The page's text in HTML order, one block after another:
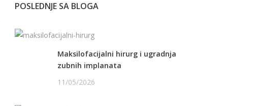
POSLEDNJE SA BLOGA
Maksilofacijalni hirurg i ugradnja
zubnih implanata
11/05/2026